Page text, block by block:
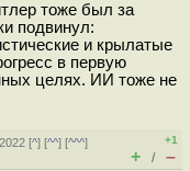
тоже был за
подвинул:
и крылатые
в первую
целях. ИИ тоже не
[^] [^^] [^^^]
+1
+ / –